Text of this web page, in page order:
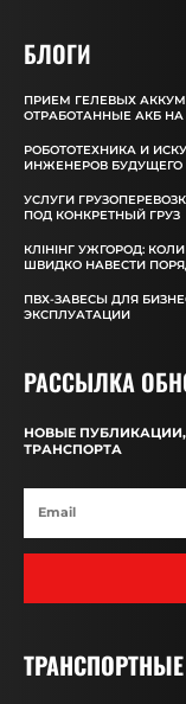
БЛОГИ
ПРИЕМ ГЕЛЕВЫХ
ОТРАБОТАННЫЕ АКБ НА
РОБОТОТЕХНИКА И
ИНЖЕНЕРОВ БУДУЩЕГО
УСЛУГИ
ПОД КОНКРЕТНЫЙ ГРУЗ
КЛІНІНГ УЖГОРОД:
ШВИДКО НАВЕСТИ
ПВХ-ЗАВЕСЫ ДЛЯ
ЭКСПЛУАТАЦИИ
РАССЫЛКА
НОВЫЕ
ТРАНСПОРТА